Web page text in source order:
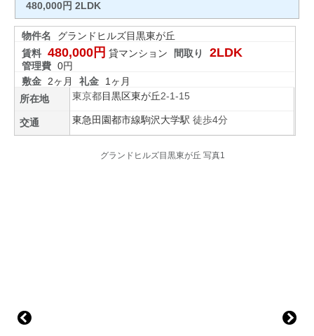
480,000円 2LDK
物件名
グランドヒルズ目黒東が丘
賃料 480,000円 貸マンション 間取り 2LDK
管理費 0円
敷金
2ヶ月 礼金
1ヶ月
所在地
東京都目黒区東が丘2-1-15
交通 東急田園都市線駒沢大学駅 徒歩4分